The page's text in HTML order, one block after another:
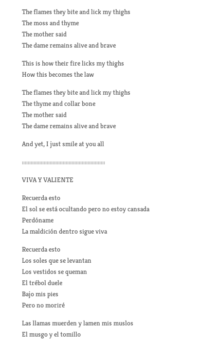
The flames they bite and lick my thighs
The moss and thyme
The mother said
The dame remains alive and brave
This is how their fire licks my thighs
How this becomes the law
The flames they bite and lick my thighs
The thyme and collar bone
The mother said
The dame remains alive and brave
And yet, I just smile at you all
:::::::::::::::::::::::::::::::::::::::::::::::::::::::::
VIVA Y VALIENTE
Recuerda esto
El sol se está ocultando pero no estoy cansada
Perdóname
La maldición dentro sigue viva
Recuerda esto
Los soles que se levantan
Los vestidos se queman
El trébol duele
Bajo mis pies
Pero no moriré
Las llamas muerden y lamen mis muslos
El musgo y el tomillo